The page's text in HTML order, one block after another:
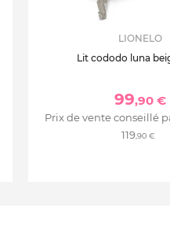
LIONELO
Lit cododo luna
99,90 €
Prix de vente conseillé
119,90 €